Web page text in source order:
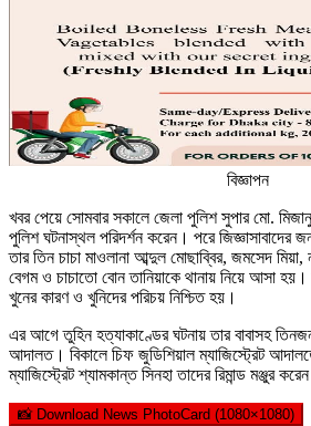
বিজ্ঞাপন
খবর পেয়ে সোমবার সকালে জেলা পুলিশ সুপার মো.
পুলিশ ঘটনাস্থল পরিদর্শন করেন। পরে জিজ্ঞাসাবাদের
তার তিন চাচা মাওলানা আব্দুল মোছাব্বির, জমসেদ
বেগম ও চাচাতো বোন তানিয়াকে থানায় নিয়ে আসা হয়।
খুনের কারণ ও খুনিদের পরিচয় নিশ্চিত হয়।
এর আগে তুহিন হত্যাকাণ্ডের ঘটনায় তার বাবাসহ
আদালত। বিকালে চিফ জুডিশিয়াল ম্যাজিস্ট্রেট
ম্যাজিস্ট্রেট শ্যামকান্ত সিনহা তাদের রিমান্ড মঞ্জুর
📸 Download News PhotoCard (1080×1080)